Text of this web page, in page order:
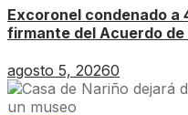
Excoronel condenado a
firmante del Acuerdo de
agosto 5, 20260